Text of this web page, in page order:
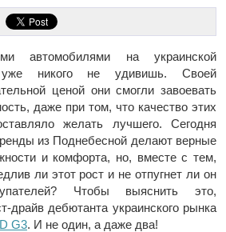
автомобилями на украинской
уже никого не удивишь. Своей
ценой они смогли завоевать
даже при том, что качество этих
желать лучшего. Сегодня
из Поднебесной делают верные
и комфорта, но, вместе с тем,
ли этот рост и не отпугнет ли он
Чтобы выяснить это,
драйв дебютанта украинского рынка
G3. И не один, а даже два!